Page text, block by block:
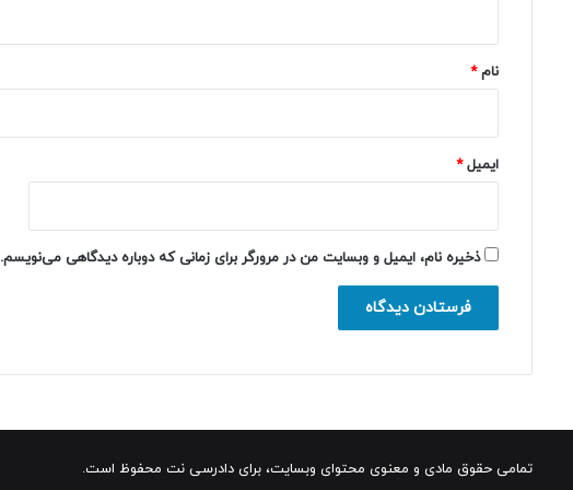
نام*
ایمیل*
ذخیره نام، ایمیل و وبسایت من در مرورگر برای زمانی که دوباره دیدگاهی می‌نویسم.
تمامی حقوق مادی و معنوی محتوای وبسایت، برای دادرسی نت محفوظ است.